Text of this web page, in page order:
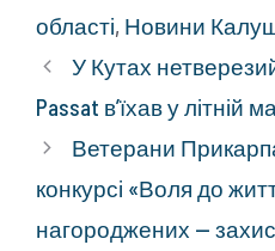
області, Новини
У Кутах
Passat в’їхав у літній
Ветерани
конкурсі «Воля до
нагороджених —